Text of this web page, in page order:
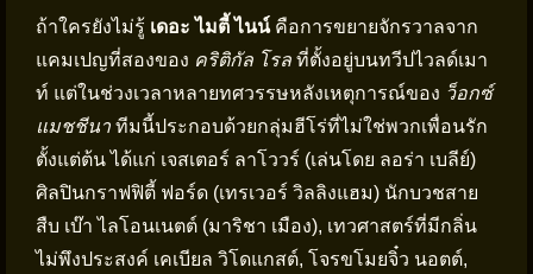
ถ้าใครยังไม่รู้ เดอะ ไมตี้ ไนน์คือการขยายจักรวาลจาก
แคมเปญที่สองของ คริติกัล โรล ที่ตั้งอยู่บนทวีปไวลด์เมา
ท์ แต่ในช่วงเวลาหลายทศวรรษหลังเหตุการณ์ของ ว็อกซ์
แมชชีนา ทีมนี้ประกอบด้วยกลุ่มฮีโร่ที่ไม่ใช่พวกเพื่อนรัก
ตั้งแต่ต้น ได้แก่ เจสเตอร์ ลาโววร์ (เล่นโดย ลอร่า เบลีย์)
ศิลปินกราฟฟิตี้ ฟอร์ด (เทรเวอร์ วิลลิงแฮม) นักบวชสาย
สืบ เบ๊า ไลโอนเนตต์ (มาริชา เมือง), เทวศาสตร์ที่มีกลิ่น
ไม่พึงประสงค์ เคเบียล วิโดแกสต์, โจรขโมยจิ๋ว นอตต์,